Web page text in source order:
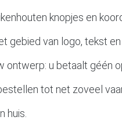
knopjes en
gebied van logo, tekst
ontwerp: u betaalt géén
tot net zoveel
huis.